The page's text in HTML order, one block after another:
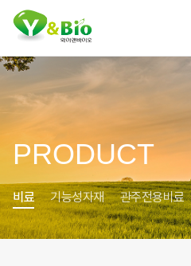
PRODUCT
비료 기능성자재 관주전용비료